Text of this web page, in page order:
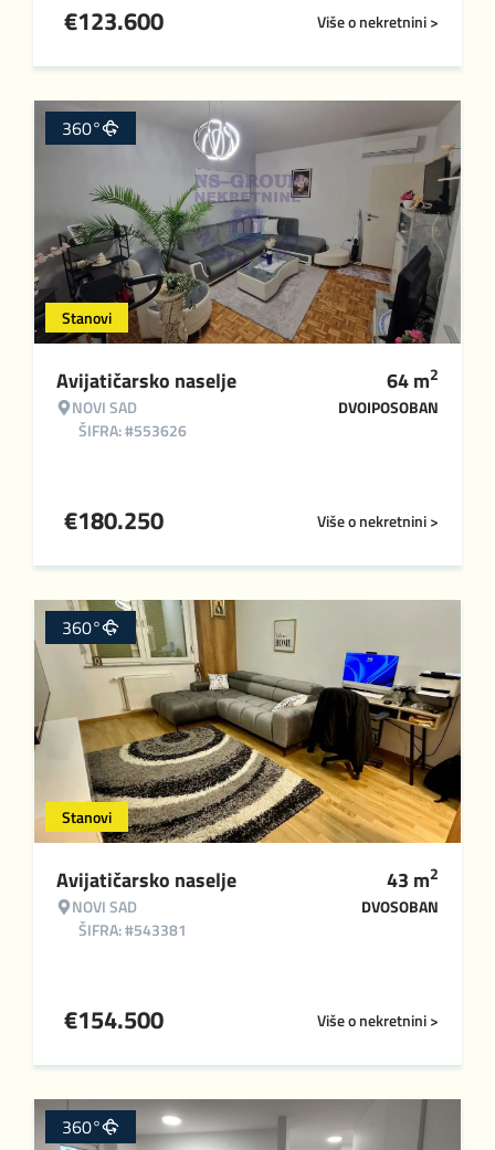
Više o nekretnini >
€123.600
Stanovi
360°
Avijatičarsko naselje
NOVI SAD
ŠIFRA: #553626
64m2
DVOIPOSOBAN
Više o nekretnini >
€180.250
Stanovi
360°
Avijatičarsko naselje
NOVI SAD
ŠIFRA: #543381
43 m2
DVOSOBAN
Više o nekretnini >
€154.500
360°